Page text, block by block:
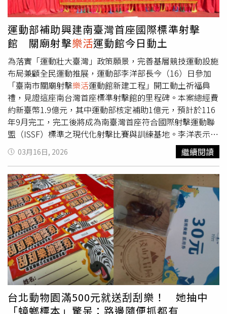
合年輕首購族、小口家庭及公寓換屋銀髮族。透過精緻細膩
的平面配置，達到空間恰恰好、麻雀不小五臟俱全的居住舒
適與從容日常。「昇陽匯翠」(松翠/柏翠)是將城市綠意、品
牌匠心與生活尺度再次匯聚整合的代表之作。隨著板橋江子
翠持續發展，公園第一排的稀缺價值，也讓這兩座建築成為
板橋都心中無法複製、也難以取代的存在。難得一遇的幸
福，稍縱即逝，敬請把握。
她強調，推動終身學習與在地老化已成重要課題，《學老
誌》的導入有助於提升長者自信與生活品質。縣府表示，目
前全縣已設置232處社區照顧關懷據點，布建率達83.75%，
志工人數超過4100人，每月服務約6萬人次長者；另因應物
價上漲，115年已將據點餐飲補助由每月新台幣6000元提高
至新台幣7000元，提升長者飲食品質。社會處說明，此次
捐贈的《學老誌》將分送至各社區照顧據點、終身學習中心
及鄉鎮圖書館，供長輩與民眾閱讀。未來縣府將持續爭取中
央補助及運用公益彩券盈餘資源，朝「一村里一據點」目標
推進，打造在地樂活高齡生活環境。
運動部補助興建南臺灣首座國際標準射擊
館 關廟射擊樂活運動館今日動土
為落實「運動壯大臺灣」政策願景，完善基層競技運動設施
布局兼顧全民運動推展，運動部李洋部長今（16）日參加
「臺南市關廟射擊樂活運動館新建工程」開工動土祈福典
禮，見證這座南台灣首座標準射擊館的里程碑。本案總經費
約新臺幣1.9億元，其中運動部核定補助1億元，預計於116
年9月完工，完工後將成為南臺灣首座符合國際射擊運動聯
盟（ISSF）標準之現代化射擊比賽與訓練基地。李洋表示，
北部有公西靶場，南部有關廟射擊
運動館，希望南北發
展均衡，讓臺灣運動環境越來越好。未來場館除作為臺南在
地選手培訓基地外，亦具備承辦全國性賽事及國際邀請賽之
能力，將有效提升我國射擊運動整體競技實力與國際能見
度。運動部指出，射擊運動長期為我國在國際競技舞臺的重
要奪牌項目之一，然而臺南市原南區體育公園射擊場已使用
將近50年，設施老舊且存在安全顧慮，亟需整體升級與改
善。為提供選手更安全、專業且符合國際規範之訓練環境，
運動部與臺南市政府共同推動興建計畫，並選定環境開闊、
交通便利之關廟森林公園辦理新建工程。運動部說明，本案
除規劃專業10公尺、25公尺、50公尺及飛靶射擊區外，更
融入「樂活運動館」概念，未來將設置一般民眾多元樂活運
動空間，讓運動場館的功能更加提升，進一步推動全民運動
風氣。運動部表示，將持續督導工程品質與施工進度，確保
03月16日, 2026 繼續閱讀
台北動物園滿500元就送刮刮樂！ 她抽中
「蟑螂標本」驚呆：路邊隨便抓都有